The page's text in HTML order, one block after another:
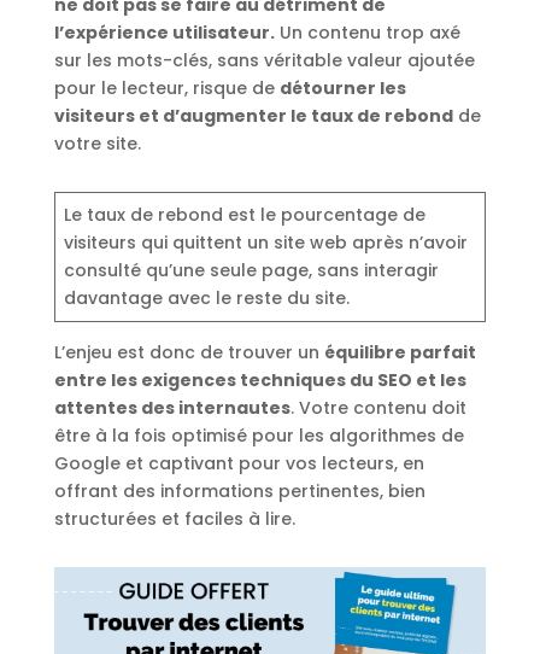
ne doit pas se faire au détriment de
l’expérience utilisateur.Un contenu trop axé
sur les mots-clés, sans véritable valeur ajoutée
pour le lecteur, risque de détourner les
visiteurs et d’augmenter le taux de rebondde
votre site.
Le taux de rebond est le pourcentage de
visiteurs qui quittent un site web après n’avoir
consulté qu’une seule page, sans interagir
davantage avec le reste du site.
L’enjeu est donc de trouver un équilibre parfait
entre les exigences techniques du SEO et les
attentes des internautes. Votre contenu doit
être à la fois optimisé pour les algorithmes de
Google et captivant pour vos lecteurs, en
offrant des informations pertinentes, bien
structurées et faciles à lire.